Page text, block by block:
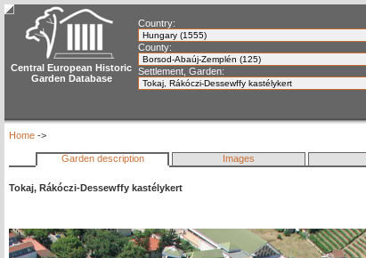
Central European Historic
Garden Database
Country:
County:
Settlement, Garden:
Home ->
Garden description Images
Tokaj, Rákóczi-Dessewffy kastélykert